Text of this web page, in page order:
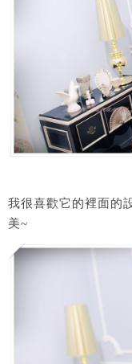
我很喜歡它的裡面的
美~